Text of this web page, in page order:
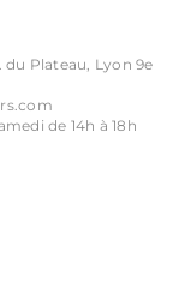
du Plateau, Lyon 9e
de 14h à 18h